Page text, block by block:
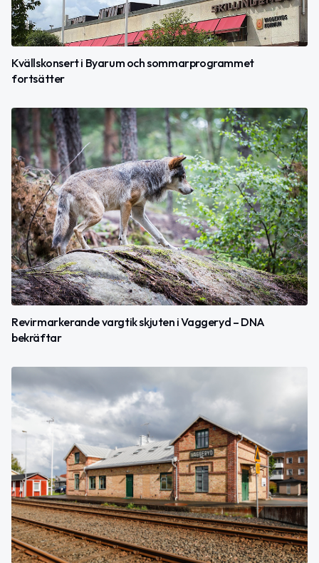
Kvällskonsert i Byarum och sommarprogrammet
fortsätter
Revirmarkerande vargtik skjuten i Vaggeryd – DNA
bekräftar